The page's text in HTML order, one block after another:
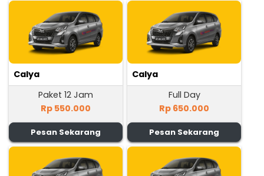
Calya
Paket 12 Jam
Rp 550.000
Pesan Sekarang
Calya
Full Day
Rp 650.000
Pesan Sekarang